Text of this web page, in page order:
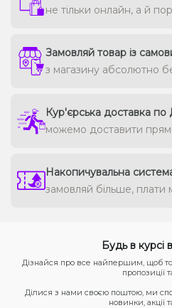
не тільки онлайн, а й
Замовляй товар із
з магазину абсолютно
Кур'єрська доставка по
можемо доставити
Накопичувальна
замовляй більше,
Будь в курсі
Дізнайся про все найпершим, щоб
пропозиції
Ділися з нами своєю поштою, ми
новинки, акції